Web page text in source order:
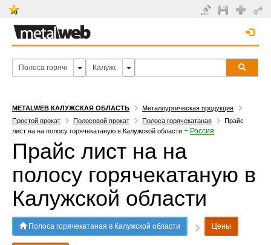
METALWEB КАЛУЖСКАЯ ОБЛАСТЬ
Металлургическая продукция
Простой прокат
Полосовой прокат Полоса горячекатаная
Прайс
лист на на полосу горячекатаную в Калужской области + Россия
Прайс лист на на
полосу горячекатаную в
Калужской области
Полоса горячекатаная в Калужской области Цены